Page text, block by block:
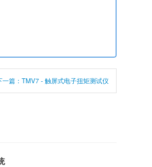
一篇：TMV7 - 触屏式电子扭矩测试仪